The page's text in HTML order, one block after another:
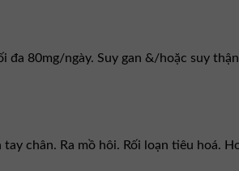
80mg/ngày. Suy gan &/hoặc suy
chân. Ra mồ hôi. Rối loạn tiêu hoá.